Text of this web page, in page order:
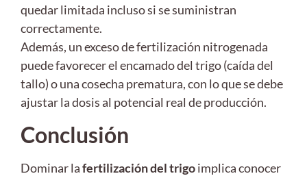
quedar limitada incluso si se suministran
correctamente.
Además, un exceso de fertilización nitrogenada
puede favorecer el encamado del trigo (caída del
tallo) o una cosecha prematura, con lo que se debe
ajustar la dosis al potencial real de producción.
Conclusión
Dominar lafertilización del trigoimplica conocer